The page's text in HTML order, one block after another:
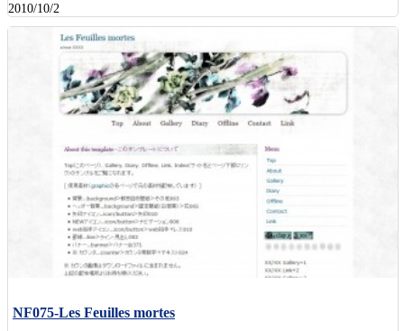
2010/10/2
NF075-Les Feuilles mortes